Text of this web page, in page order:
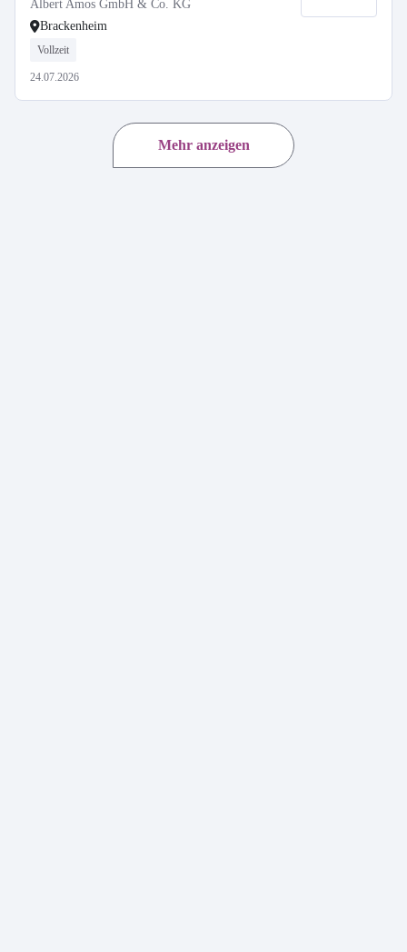
Albert Amos GmbH & Co. KG
Brackenheim
Vollzeit
24.07.2026
Mehr anzeigen